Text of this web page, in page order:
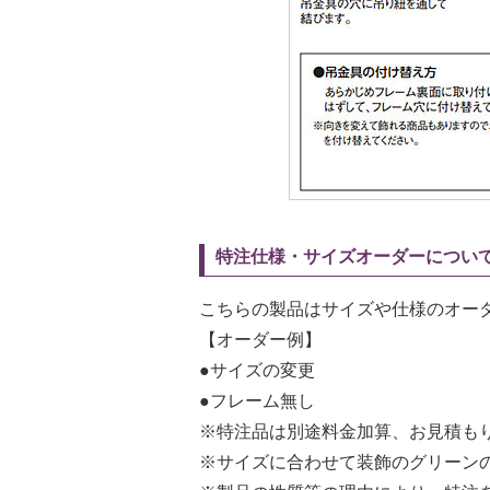
特注仕様・サイズオーダーについ
こちらの製品はサイズや仕様のオー
【オーダー例】
●サイズの変更
●フレーム無し
※特注品は別途料金加算、お見積も
※サイズに合わせて装飾のグリーン